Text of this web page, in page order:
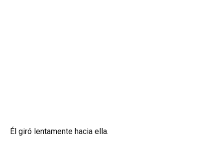
Él giró lentamente hacia ella.